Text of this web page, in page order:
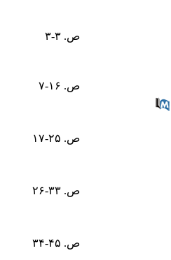
ص. ۳-۳
ص. ۱۶-۷
ص. ۲۵-۱۷
ص. ۳۳-۲۶
ص. ۴۵-۳۴